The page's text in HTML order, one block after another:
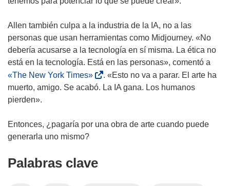
e
v
a
v
e
n
n
a
n
u
n
a
n
u
a
v
n
Allen también culpa a la industria de la IA, no a las
personas que usan herramientas como Midjourney. «No
debería acusarse a la tecnología en sí misma. La ética no
está en la tecnología. Está en las personas», comentó a
«The New York Times»(
s
b
r
. «Esto no va a parar. El arte ha
muerto, amigo. Se acabó. La IA gana. Los humanos
pierden».
Entonces, ¿pagaría por una obra de arte cuando puede
generarla uno mismo?
Palabras clave